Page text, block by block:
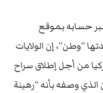
حسابه بموقع
“وطن”، إن الولايات
من أجل إطلاق سراح
الذي وصفه بأنه “رهينة